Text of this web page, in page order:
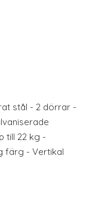
stål - 2 dörrar -
till 22 kg -
färg - Vertikal